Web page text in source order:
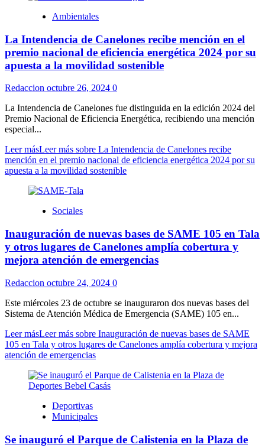
Ambientales
La Intendencia de Canelones recibe mención en el
premio nacional de eficiencia energética 2024 por su
apuesta a la movilidad sostenible
Redaccion octubre 26, 2024 0
La Intendencia de Canelones fue distinguida en la edición 2024 del
Premio Nacional de Eficiencia Energética, recibiendo una mención
especial...
Leer másLeer más sobre La Intendencia de Canelones recibe
mención en el premio nacional de eficiencia energética 2024 por su
apuesta a la movilidad sostenible
Sociales
Inauguración de nuevas bases de SAME 105 en Tala
y otros lugares de Canelones amplía cobertura y
mejora atención de emergencias
Redaccion octubre 24, 2024 0
Este miércoles 23 de octubre se inauguraron dos nuevas bases del
Sistema de Atención Médica de Emergencia (SAME) 105 en...
Leer másLeer más sobre Inauguración de nuevas bases de SAME
105 en Tala y otros lugares de Canelones amplía cobertura y mejora
atención de emergencias
Deportivas
Municipales
Se inauguró el Parque de Calistenia en la Plaza de